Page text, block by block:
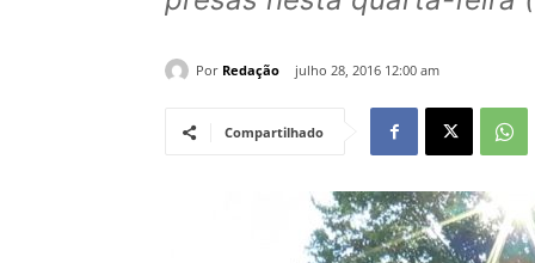
Por Redação julho 28, 2016 12:00 am
Compartilhado